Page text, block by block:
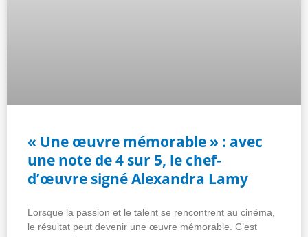
« Une œuvre mémorable » : avec
une note de 4 sur 5, le chef-
d’œuvre signé Alexandra Lamy
Lorsque la passion et le talent se rencontrent au cinéma,
le résultat peut devenir une œuvre mémorable. C’est